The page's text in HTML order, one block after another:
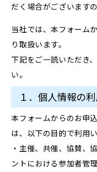
だく場合がございます
当社では、本フォーム
り取扱います。
下記をご一読いただき
い。
１．個人情報の
本フォームからのお申
は、以下の目的で利用い
・主催、共催、協賛、
ントにおける参加者管